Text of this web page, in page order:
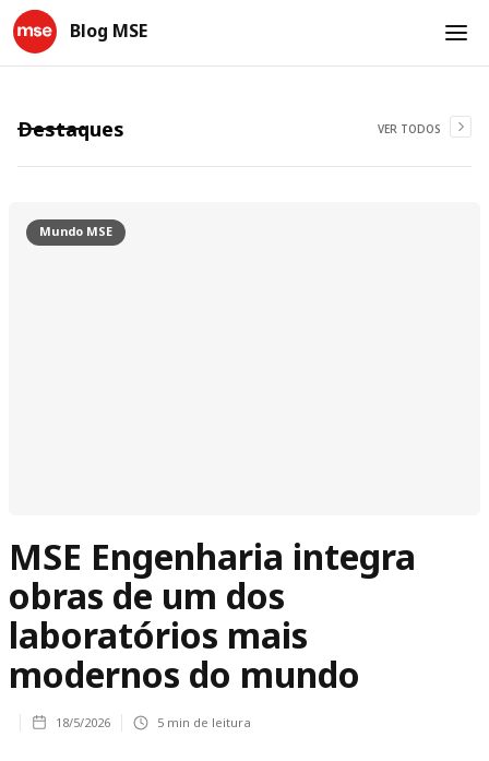
Blog MSE
Destaques VER TODOS
Mundo MSE
MSE Engenharia integra
obras de um dos
laboratórios mais
modernos do mundo
18/5/2026 5 min de leitura